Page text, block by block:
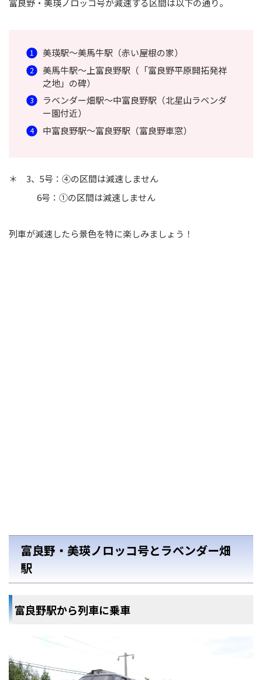
富良野・美瑛ノロッコ号が減速する区間は以下の通り。
美瑛駅～美馬牛駅（赤い屋根の家）
美馬牛駅〜上富良野駅（「富良野平原開拓発祥
之地」の碑）
ラベンダー畑駅～中富良野駅（北星山ラベンダ
ー園付近）
中富良野駅～富良野駅（富良野車窓）
＊ 3、5号：④の区間は減速しません
6号：①の区間は減速しません
列車が減速したら景色を特に楽しみましょう！
富良野・美瑛ノロッコ号とラベンダー畑
駅
富良野駅から列車に乗車